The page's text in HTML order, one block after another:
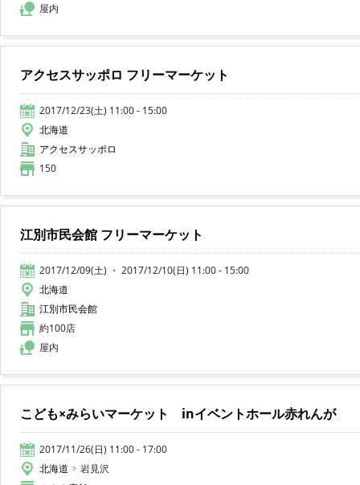
屋内
アクセスサッポロ フリーマーケット
2017/12/23(土) 11:00 - 15:00
北海道
アクセスサッポロ
150
江別市民会館 フリーマーケット
2017/12/09(土) ・ 2017/12/10(日) 11:00 - 15:00
北海道
江別市民会館
約100店
屋内
こども×みらいマーケット inイベントホール赤れんが
2017/11/26(日) 11:00 - 17:00
北海道
岩見沢